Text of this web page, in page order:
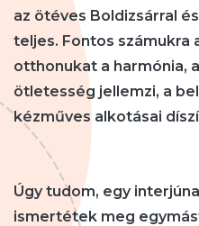
az ötéves Boldizsárral
teljes. Fontos számukra
otthonukat a harmónia,
ötletesség jellemzi, a
kézműves alkotásai
Úgy tudom, egy
ismertétek meg